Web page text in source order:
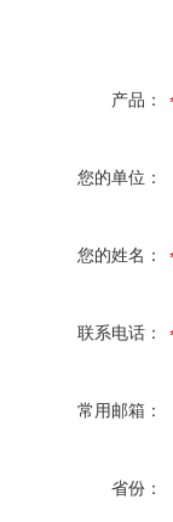
产品：
您的单位：
您的姓名：
联系电话：
常用邮箱：
省份：